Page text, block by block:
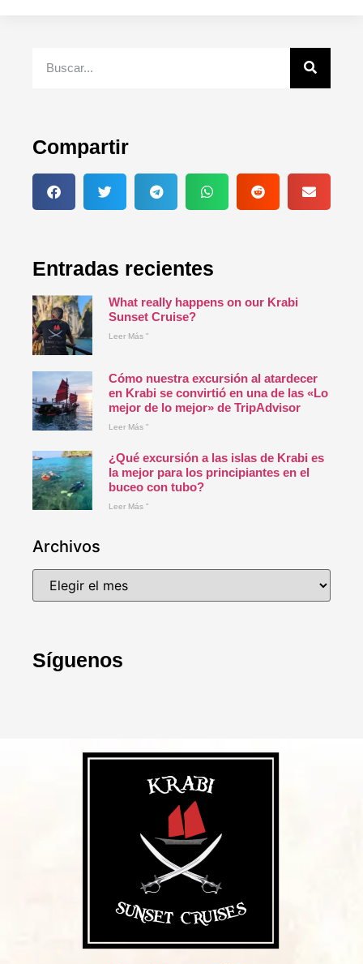
Compartir
Entradas recientes
What really happens on our Krabi
Sunset Cruise?
Leer Más "
Cómo nuestra excursión al atardecer
en Krabi se convirtió en una de las «Lo
mejor de lo mejor» de TripAdvisor
Leer Más "
¿Qué excursión a las islas de Krabi es
la mejor para los principiantes en el
buceo con tubo?
Leer Más "
Archivos
Síguenos